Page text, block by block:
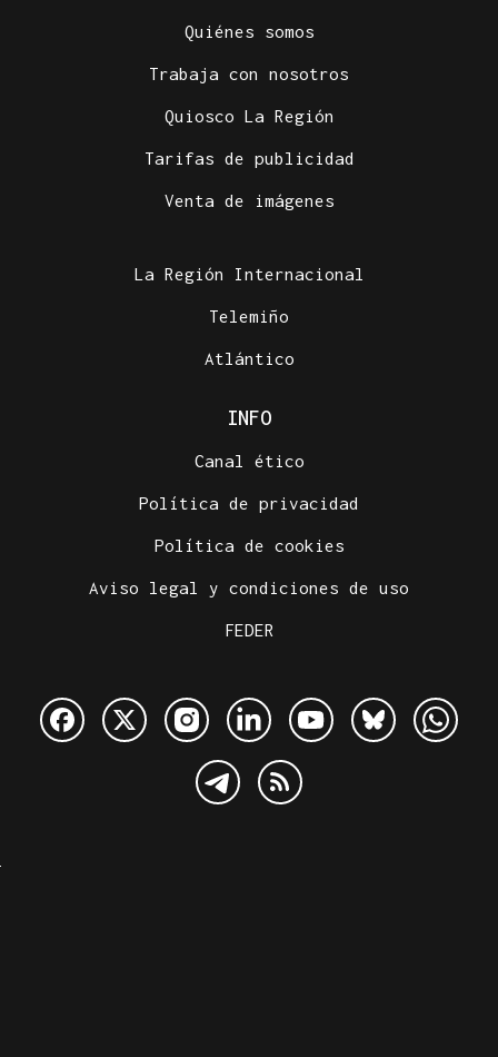
Quiénes somos
Trabaja con nosotros
Quiosco La Región
Tarifas de publicidad
Venta de imágenes
La Región Internacional
Telemiño
Atlántico
INFO
Canal ético
Política de privacidad
Política de cookies
Aviso legal y condiciones de uso
FEDER